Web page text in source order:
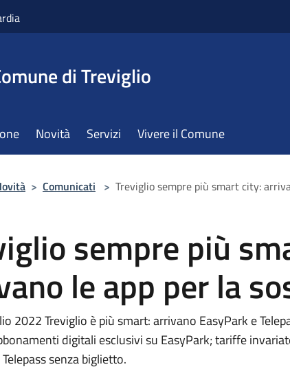
di Treviglio
Novità Servizi Vivere il Comune
> Comunicati > Treviglio sempre più smart city:
sempre più
le app per la
2022 Treviglio è più smart: arrivano EasyPark e
digitali esclusivi su EasyPark; tariffe
senza biglietto.